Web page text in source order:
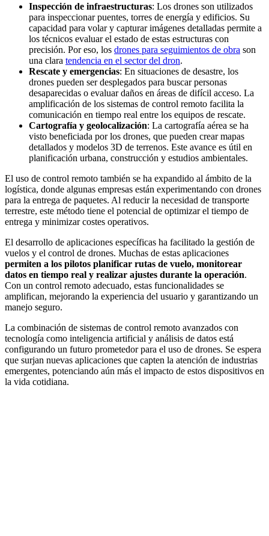
Inspección de infraestructuras: Los drones son utilizados
para inspeccionar puentes, torres de energía y edificios. Su
capacidad para volar y capturar imágenes detalladas permite a
los técnicos evaluar el estado de estas estructuras con
precisión. Por eso, los drones para seguimientos de obra son
una clara tendencia en el sector del dron.
Rescate y emergencias: En situaciones de desastre, los
drones pueden ser desplegados para buscar personas
desaparecidas o evaluar daños en áreas de difícil acceso. La
amplificación de los sistemas de control remoto facilita la
comunicación en tiempo real entre los equipos de rescate.
Cartografía y geolocalización: La cartografía aérea se ha
visto beneficiada por los drones, que pueden crear mapas
detallados y modelos 3D de terrenos. Este avance es útil en
planificación urbana, construcción y estudios ambientales.
El uso de control remoto también se ha expandido al ámbito de la
logística, donde algunas empresas están experimentando con drones
para la entrega de paquetes. Al reducir la necesidad de transporte
terrestre, este método tiene el potencial de optimizar el tiempo de
entrega y minimizar costes operativos.
El desarrollo de aplicaciones específicas ha facilitado la gestión de
vuelos y el control de drones. Muchas de estas aplicaciones
permiten a los pilotos planificar rutas de vuelo, monitorear
datos en tiempo real y realizar ajustes durante la operación.
Con un control remoto adecuado, estas funcionalidades se
amplifican, mejorando la experiencia del usuario y garantizando un
manejo seguro.
La combinación de sistemas de control remoto avanzados con
tecnología como inteligencia artificial y análisis de datos está
configurando un futuro prometedor para el uso de drones. Se espera
que surjan nuevas aplicaciones que capten la atención de industrias
emergentes, potenciando aún más el impacto de estos dispositivos en
la vida cotidiana.